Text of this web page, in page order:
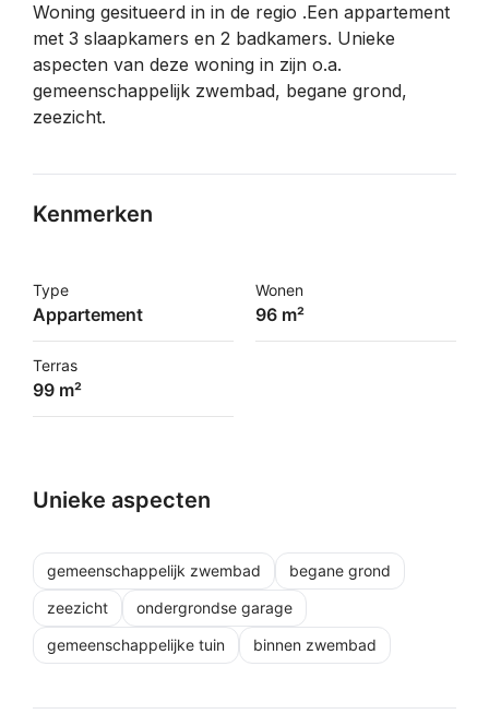
Woning gesitueerd in in de regio .Een appartement
met 3 slaapkamers en 2 badkamers. Unieke
aspecten van deze woning in zijn o.a.
gemeenschappelijk zwembad, begane grond,
zeezicht.
Kenmerken
Type
Appartement
Wonen
96 m²
Terras
99 m²
Unieke aspecten
gemeenschappelijk zwembad
begane grond
zeezicht
ondergrondse garage
gemeenschappelijke tuin
binnen zwembad